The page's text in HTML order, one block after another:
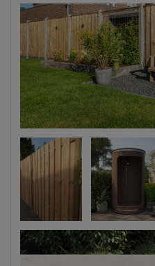
Lounger Danau
sauna